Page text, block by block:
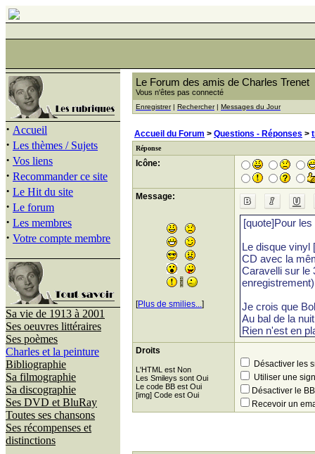
· Accueil
· Les thèmes / Sujets
· Vos liens
· Recommander ce site
· Le Hit du site
· Le forum
· Les membres
· Votre compte membre
Sa vie de 1913 à 2001
Ses oeuvres littéraires
Ses poèmes
Charles et la peinture
Bibliographie
Sa filmographie
Sa discographie
Ses DVD et BluRay
Toutes ses chansons
Ses récompenses et
distinctions
Le Forum des amis de Charles Trenet
Vous n'êtes pas connecté
Enregistrer| Rechercher| Messages du Jour
Accueil du Forum > Questions - Réponses >
Réponse
Icône:
Message:
[Plus de smilies...]
Droits
L'HTML est Non
Les Smileys sont Oui
Le code BB est Oui
[img] Code est Oui
Désactiver les
Utiliser une
Désactiver le
Recevoir un